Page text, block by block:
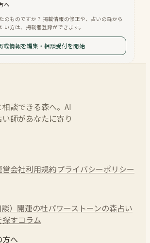
へ
のものですか？ 掲載情報の修正や、占いの森から
い方は、掲載者登録ができます。
載情報を編集・相談受付を開始
談できる森へ。AI
師があなたに寄り
営会社利用規約プライバシーポリシー
） 開運の杜パワーストーンの森占い
すコラム
方へ